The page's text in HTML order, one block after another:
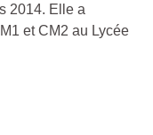
2014. Elle a
et CM2 au Lycée